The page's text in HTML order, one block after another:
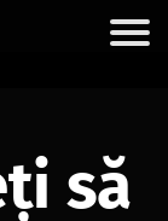
să